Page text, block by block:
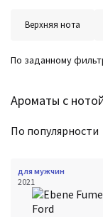
Верхняя нота
Ароматы с
По заданному
По популярности
для мужчин
2021